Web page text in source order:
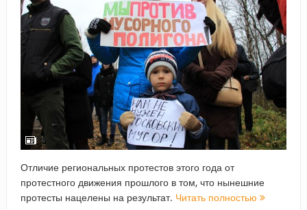
Отличие региональных протестов этого года от
протестного движения прошлого в том, что нынешние
протесты нацелены на результат. Читать полностью